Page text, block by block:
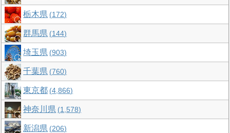
栃木県 172
群馬県 144
埼玉県 903
千葉県 760
東京都 4,866
神奈川県 1,578
新潟県 206